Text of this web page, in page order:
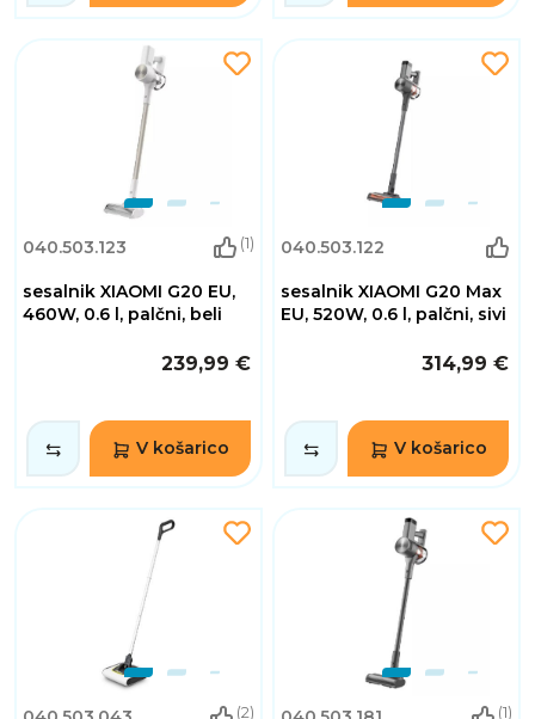
040.503.123 (1)
sesalnik XIAOMI G20 EU,
460W, 0.6 l, palčni, beli
239,99 €
V košarico
040.503.122
sesalnik XIAOMI G20 Max
EU, 520W, 0.6 l, palčni, sivi
314,99 €
V košarico
(2) (1)